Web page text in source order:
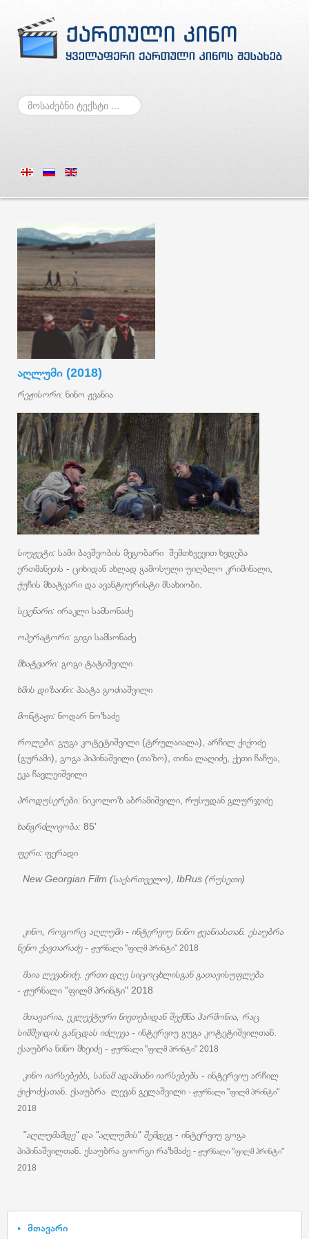
ძებნა
აღლუმი (2018)
რეჟისორი: ნინო ჟვანია
სიუჟეტი: სამი ბავშვობის მეგობარი შემთხვევით ხვდება
ერთმანეთს - ციხიდან ახლად გამოსული უიღბლო კრიმინალი,
ქუჩის მხატვარი და ავანტიურისტი მსახიობი.
სცენარი: ირაკლი სამსონაძე
ოპერატორი: გიგი სამსონაძე
მხატვარი: გოგი ტატიშვილი
ხმის დიზაინი: პაატა გოძიაშვილი
მონტაჟი: ნოდარ ნოზაძე
როლები: გუგა კოტეტიშვილი (ტრულაიალა), არჩილ ქიქოძე
(გურამი), გოგა პიპინაშვილი (თაზო), თინა ლაღიძე, ქეთი ჩაჩუა,
ეკა ჩავლეიშვილი
პროდუსერები: ნიკოლოზ აბრამიშვილი, რუსუდან გლურჯიძე
ხანგრძლივობა: 85'
ფერი: ფერადი
New Georgian Film (საქართველო), IbRus (რუსეთი)
კინო, როგორც აღლუმი - ინტერვიუ ნინო ჟვანიასთან. ესაუბრა
ნენო ქავთარაძე - ჟურნალი "ფილმ პრინტი" 2018
მაია ლევანიძე. ერთი დღე სიცოცხლისგან გათავისუფლება
- ჟურნალი "ფილმ პრინტი" 2018
მთავარია, ეკლექტური ნივთებიდან შექმნა ჰარმონია, რაც
სიმშვიდის განცდას იძლევა- ინტერვიუ გუგა კოტეტიშვილთან.
ესაუბრა ნინო მხეიძე - ჟურნალი "ფილმ პრინტი" 2018
კინო იარსებებს, სანამ ადამიანი იარსებებს - ინტერვიუ არჩილ
ქიქოძესთან. ესაუბრა ლევან გელაშვილი - ჟურნალი "ფილმ პრინტი"
2018
"აღლუმამდე" და "აღლუმის" შემდეგ - ინტერვიუ გოგა
პიპინაშვილთან. ესაუბრა გიორგი რაზმაძე - ჟურნალი "ფილმ პრინტი"
2018
მთავარი